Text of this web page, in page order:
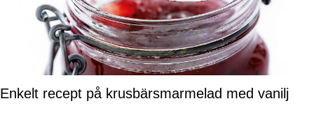
Enkelt recept på krusbärsmarmelad med vanilj